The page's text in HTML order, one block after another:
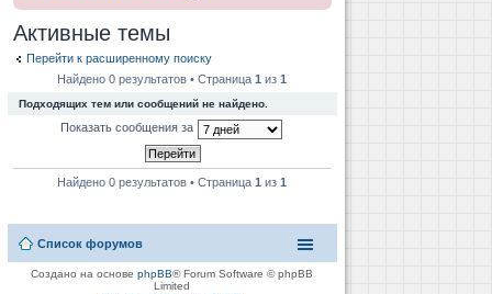
Активные темы
Перейти к расширенному поиску
Найдено 0 результатов • Страница1 из1
Подходящих тем или сообщений не найдено.
Показать сообщения за
Найдено 0 результатов • Страница1 из1
Список форумов
Создано на основеphpBB® Forum Software © phpBB
Limited